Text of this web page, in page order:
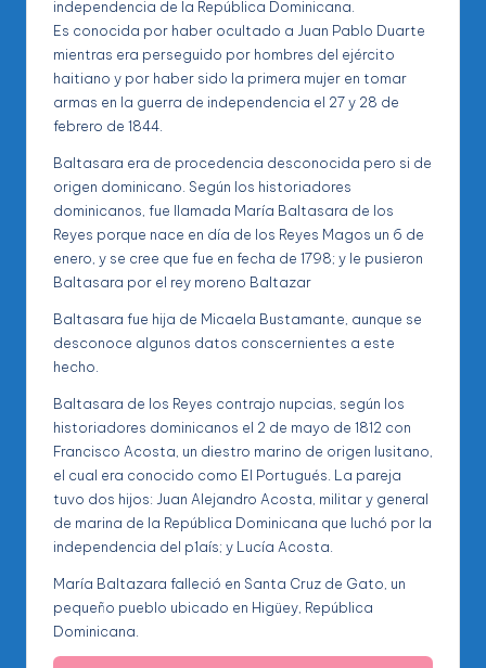
independencia de la República Dominicana.
Es conocida por haber ocultado a Juan Pablo Duarte
mientras era perseguido por hombres del ejército
haitiano y por haber sido la primera mujer en tomar
armas en la guerra de independencia el 27 y 28 de
febrero de 1844.
Baltasara era de procedencia desconocida pero si de
origen dominicano. Según los historiadores
dominicanos, fue llamada María Baltasara de los
Reyes porque nace en día de los Reyes Magos un 6 de
enero, y se cree que fue en fecha de 1798; y le pusieron
Baltasara por el rey moreno Baltazar
Baltasara fue hija de Micaela Bustamante, aunque se
desconoce algunos datos conscernientes a este
hecho.
Baltasara de los Reyes contrajo nupcias, según los
historiadores dominicanos el 2 de mayo de 1812 con
Francisco Acosta, un diestro marino de origen lusitano,
el cual era conocido como El Portugués. La pareja
tuvo dos hijos: Juan Alejandro Acosta, militar y general
de marina de la República Dominicana que luchó por la
independencia del p1aís; y Lucía Acosta.
María Baltazara falleció en Santa Cruz de Gato, un
pequeño pueblo ubicado en Higüey, República
Dominicana.